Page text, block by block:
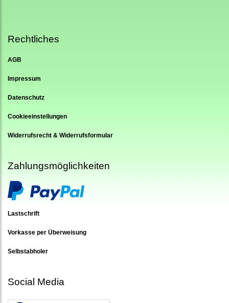
Rechtliches
AGB
Impressum
Datenschutz
Cookieeinstellungen
Widerrufsrecht & Widerrufsformular
Zahlungsmöglichkeiten
Lastschrift
Vorkasse per Überweisung
Selbstabholer
Social Media